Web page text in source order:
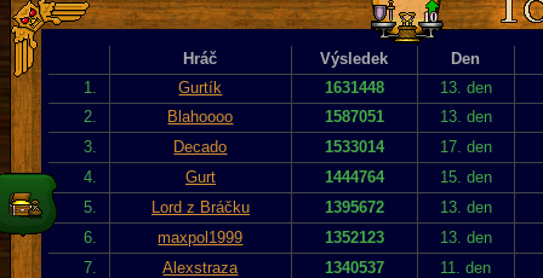
Hráč Výsledek
Den
1.
Gurtík 1631448
13. den
2.
Blahoooo 1587051
13. den
3.
Decado 1533014
17. den
4.
Gurt 1444764
15. den
5.
Lord z Bráčku 1395672
13. den
6.
maxpol1999 1352123
13. den
7.
Alexstraza 1340537
11. den